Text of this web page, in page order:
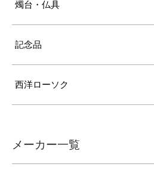
燭台・仏具
記念品
西洋ローソク
メーカー一覧